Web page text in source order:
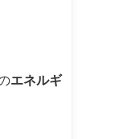
エネルギ